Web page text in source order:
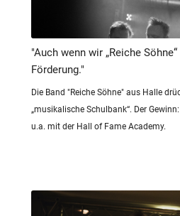
"Auch wenn wir „Reiche
Förderung."
Die Band "Reiche Söhne" aus Halle
„musikalische Schulbank“. Der
u.a. mit der Hall of Fame Academy.